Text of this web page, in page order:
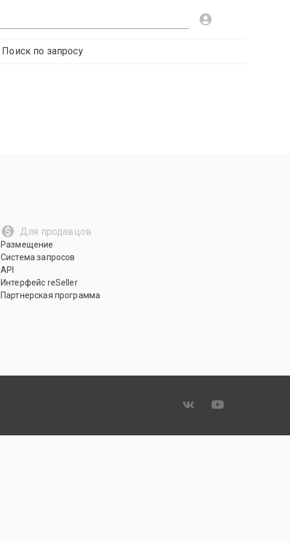
Поиск по запросу
Для продавцов
Размещение
Система запросов
API
Интерфейс reSeller
Партнерская программа